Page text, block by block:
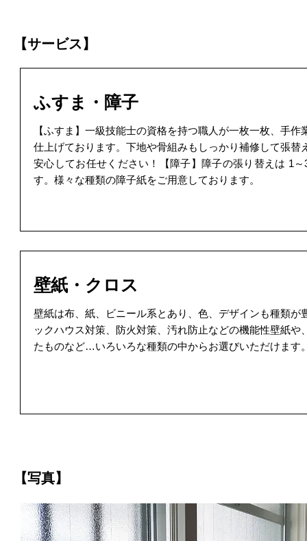
【サービス】
ふすま・障子
【ふすま】一級技能士の資格を持つ職人が一枚一枚、手作
仕上げております。下地や骨組みもしっかり補修して張替
安心してお任せください！【障子】障子の張り替えは 1
す。様々な種類の障子紙をご用意しております。
壁紙・クロス
壁紙は布、紙、ビニール系とあり、色、デザインも種類が
ックハウス対策、防火対策、汚れ防止などの機能性壁紙や
たものなど…いろいろな種類の中からお選びいただけます
【写真】